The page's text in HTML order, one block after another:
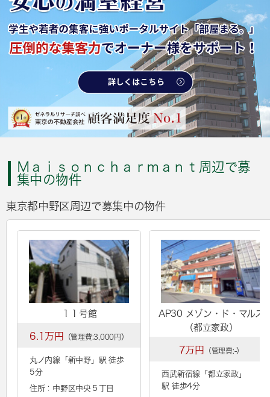
Ｍａｉｓｏｎｃｈａｒｍａｎｔ周辺で募
集中の物件
東京都中野区周辺で募集中の物件
１１号館
6.1万円 （管理費:3,000円）
丸ノ内線「 新中野」駅 徒歩
5分
住所：中野区中央５丁目
AP30 メゾン・ド・マルス
（都立家政）
7万円 （管理費:-）
西武新宿線「 都立家政」
駅 徒歩4分